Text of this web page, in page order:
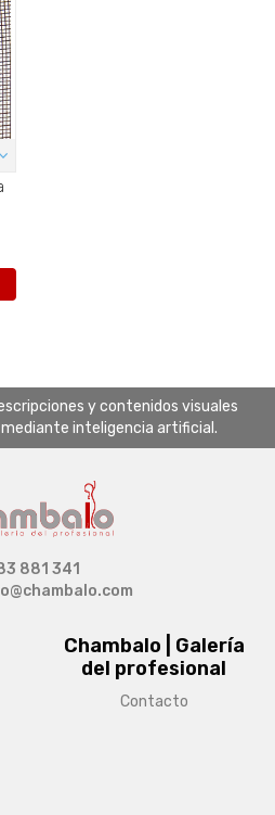
y contenidos visuales
inteligencia artificial.
Chambalo | Galería
del profesional
Contacto
881 341